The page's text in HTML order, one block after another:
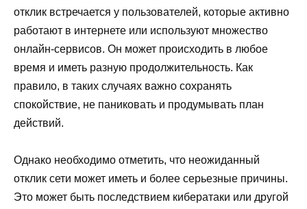
отклик встречается у пользователей, которые активно
работают в интернете или используют множество
онлайн-сервисов. Он может происходить в любое
время и иметь разную продолжительность. Как
правило, в таких случаях важно сохранять
спокойствие, не паниковать и продумывать план
действий.
Однако необходимо отметить, что неожиданный
отклик сети может иметь и более серьезные причины.
Это может быть последствием кибератаки или другой